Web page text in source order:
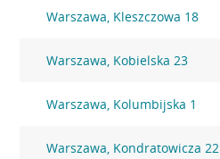
Warszawa, Kleszczowa 18
Warszawa, Kobielska 23
Warszawa, Kolumbijska 1
Warszawa, Kondratowicza 22